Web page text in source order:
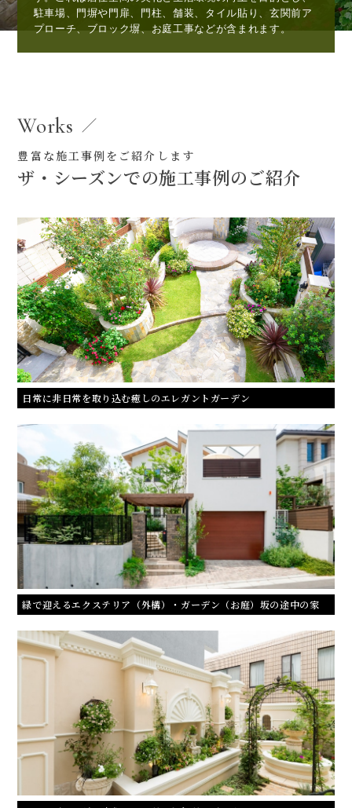
駐車場、門塀や門扉、門柱、舗装、タイル貼り、玄関前ア
プローチ、ブロック塀、お庭工事などが含まれます。
Works
豊富な施工事例をご紹介します
ザ・シーズンでの施工事例のご紹介
日常に非日常を取り込む癒しのエレガントガーデン
緑で迎えるエクステリア（外構）・ガーデン（お庭）坂の途中の家